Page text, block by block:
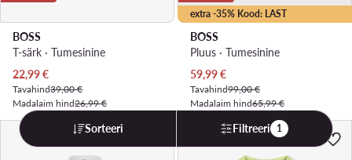
BOSS
T-särk · Tumesinine
Praegune hind
22,99€
Tavahind39,00 €
Madalaim hind26,99 €
extra -35% Kood: LAST
BOSS
Pluus · Tumesinine
Praegune hind
59,99€
Tavahind99,00 €
Madalaim hind65,99 €
Sorteeri Filtreeri 1